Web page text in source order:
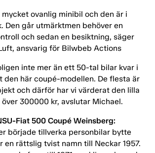
ovanlig minibil och den är i
Den går utmärktmen behöver en
och sedan en besiktning, säger
ansvarig för Bilwbeb Actions
inte mer än ett 50-tal bilar kvar i
den här coupé-modellen. De flesta är
och därför har vi värderat den lilla
300000 kr, avslutar Michael.
Fiat 500 Coupé Weinsberg:
började tillverka personbilar bytte
rättslig tvist namn till Neckar 1957.